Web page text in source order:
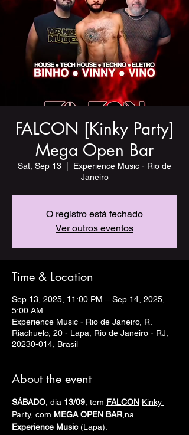
FALCON [Kinky Party]
Mega Open Bar
Sat, Sep 13
Experience Music - Rio de
Janeiro
O registro está fechado
Ver outros eventos
Time & Location
Sep 13, 2025, 11:00 PM – Sep 14, 2025,
5:00 AM
Experience Music - Rio de Janeiro, R.
Riachuelo, 20 - Lapa, Rio de Janeiro - RJ,
20230-014, Brasil
About the event
SÁBADO , dia 13/09 , tem FALCON Kinky
Party, com MEGA OPEN BAR ,na
Experience Music (Lapa).